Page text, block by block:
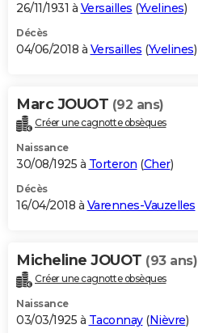
26/11/1931 à Versailles (Yvelines)
Décès
04/06/2018 à Versailles (Yvelines)
Marc JOUOT (92 ans)
Créer une cagnotte obsèques
Naissance
30/08/1925 à Torteron (Cher)
Décès
16/04/2018 à Varennes-Vauzelles
Micheline JOUOT (93 ans)
Créer une cagnotte obsèques
Naissance
03/03/1925 à Taconnay(Nièvre)